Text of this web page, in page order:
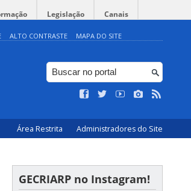
Legislação Canais
ALTO CONTRASTE MAPA DO SITE
Área Restrita Administradores do Site
GECRIARP no Instagram!